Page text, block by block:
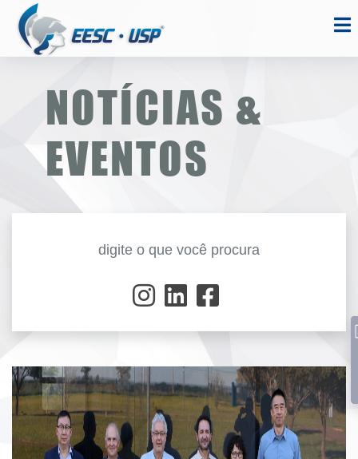
NOTÍCIAS &
EVENTOS